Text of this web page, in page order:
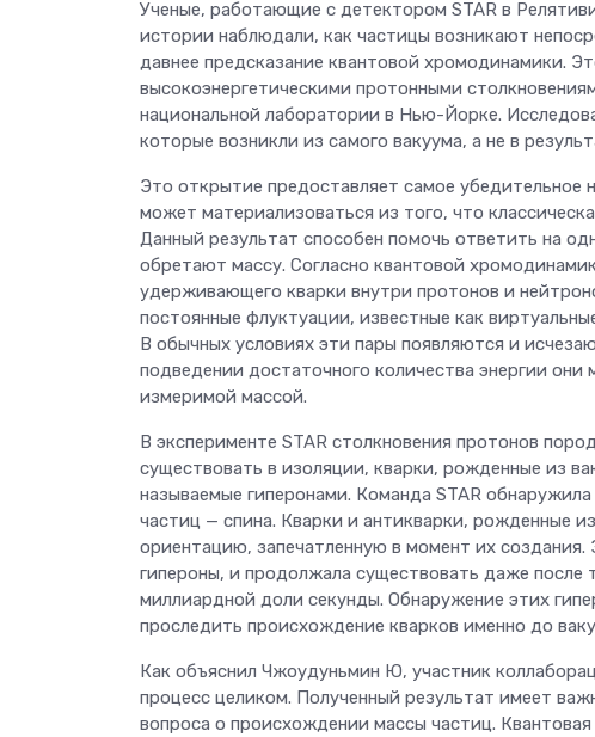
Ученые, работающие с детектором STAR в
истории наблюдали, как частицы возникают
давнее предсказание квантовой хромодинамики.
высокоэнергетическими протонными
национальной лаборатории в Нью-Йорке.
которые возникли из самого вакуума, а не в
Это открытие предоставляет самое убедительное
может материализоваться из того, что
Данный результат способен помочь ответить на
обретают массу. Согласно квантовой
удерживающего кварки внутри протонов и
постоянные флуктуации, известные как
В обычных условиях эти пары появляются и
подведении достаточного количества энергии
измеримой массой.
В эксперименте STAR столкновения протонов
существовать в изоляции, кварки, рожденные из
называемые гиперонами. Команда STAR
частиц — спина. Кварки и антикварки, рожденные
ориентацию, запечатленную в момент их
гипероны, и продолжала существовать даже после
миллиардной доли секунды. Обнаружение этих
проследить происхождение кварков именно до
Как объяснил Чжоудуньмин Ю, участник
процесс целиком. Полученный результат имеет
вопроса о происхождении массы частиц.